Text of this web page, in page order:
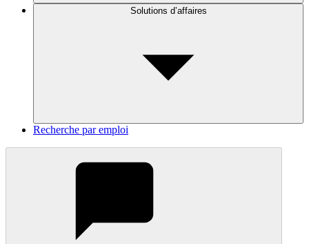
Solutions d’affaires
Recherche par emploi